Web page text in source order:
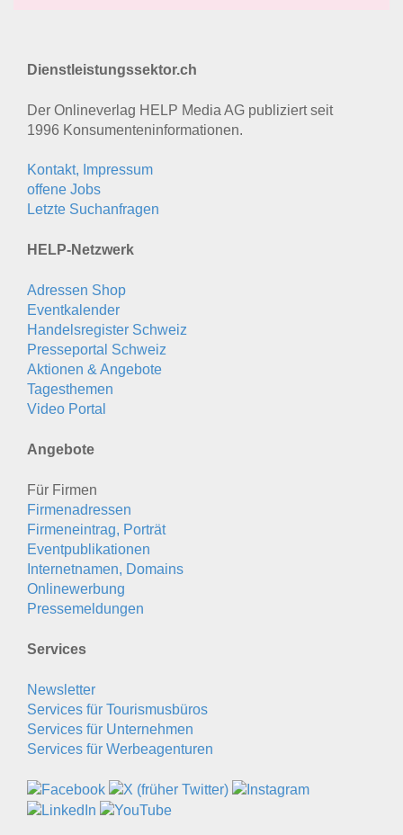
Dienstleistungssektor.ch
Der Onlineverlag HELP Media AG publiziert seit
1996 Konsumenten­informationen.
Kontakt, Impressum
offene Jobs
Letzte Suchanfragen
HELP-Netzwerk
Adressen Shop
Eventkalender
Handelsregister Schweiz
Presseportal Schweiz
Aktionen & Angebote
Tagesthemen
Video Portal
Angebote
Für Firmen
Firmenadressen
Firmeneintrag, Porträt
Eventpublikationen
Internetnamen, Domains
Onlinewerbung
Pressemeldungen
Services
Newsletter
Services für Tourismusbüros
Services für Unternehmen
Services für Werbeagenturen